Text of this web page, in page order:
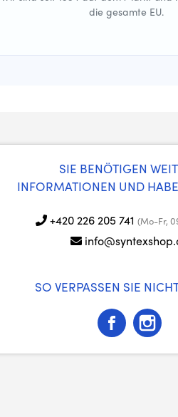
die gesamte EU.
SIE BENÖTIGEN
INFORMATIONEN UND
+420 226 205 741 (Mo-Fr,
SO VERPASSEN SIE